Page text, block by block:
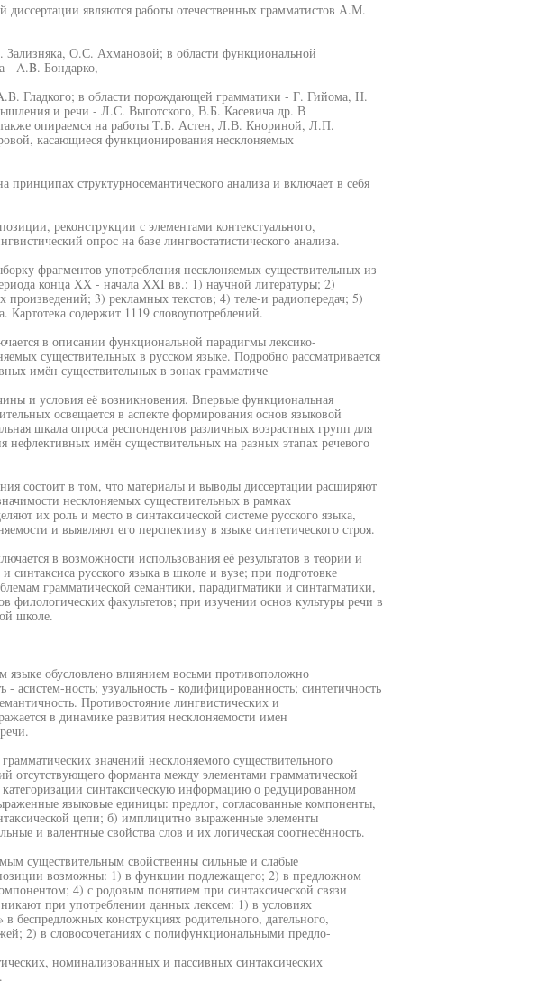
диссертации являются работы отечественных грамматистов А.М.
О.С. Ахмановой; в области функциональной
- A.B. Бондарко,
Гладкого; в области порождающей грамматики - Г. Гийома, Н.
и речи - Л.С. Выготского, В.Б. Касевича др. В
опираемся на работы Т.Б. Астен, Л.В. Кнориной, Л.П.
касающиеся функционирования несклоняемых
принципах структурносемантического анализа и включает в себя
реконструкции с элементами контекстуального,
опрос на базе лингвостатистического анализа.
фрагментов употребления несклоняемых существительных из
конца XX - начала XXI вв.: 1) научной литературы; 2)
произведений; 3) рекламных текстов; 4) теле-и радиопередач; 5)
Картотека содержит 1119 словоупотреблений.
в описании функциональной парадигмы лексико-
существительных в русском языке. Подробно рассматривается
имён существительных в зонах грамматиче-
и условия её возникновения. Впервые функциональная
освещается в аспекте формирования основ языковой
шкала опроса респондентов различных возрастных групп для
нефлективных имён существительных на разных этапах речевого
состоит в том, что материалы и выводы диссертации расширяют
несклоняемых существительных в рамках
их роль и место в синтаксической системе русского языка,
и выявляют его перспективу в языке синтетического строя.
в возможности использования её результатов в теории и
синтаксиса русского языка в школе и вузе; при подготовке
грамматической семантики, парадигматики и синтагматики,
филологических факультетов; при изучении основ культуры речи в
школе.
языке обусловлено влиянием восьми противоположно
асистем-ность; узуальность - кодифицированность; синтетичность
Противостояние лингвистических и
в динамике развития несклоняемости имен
значений несклоняемого существительного
отсутствующего форманта между элементами грамматической
синтаксическую информацию о редуцированном
языковые единицы: предлог, согласованные компоненты,
цепи; б) имплицитно выраженные элементы
и валентные свойства слов и их логическая соотнесённость.
существительным свойственны сильные и слабые
возможны: 1) в функции подлежащего; 2) в предложном
4) с родовым понятием при синтаксической связи
при употреблении данных лексем: 1) в условиях
беспредложных конструкциях родительного, дательного,
2) в словосочетаниях с полифункциональными предло-
номинализованных и пассивных синтаксических